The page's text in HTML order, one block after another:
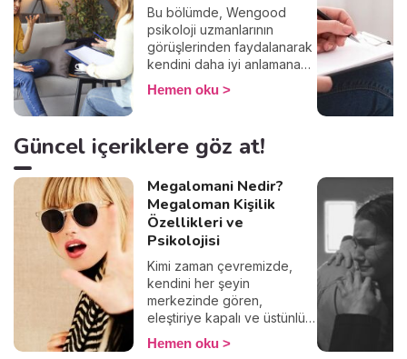
Bu bölümde, Wengood
psikoloji uzmanlarının
görüşlerinden faydalanarak
kendini daha iyi anlamana
ve psikolojik iyi oluşunu
güçlendirmene yardımcı
bilinçli adımlar atmak için
atmaya ne dersin?
Hemen oku
Güncel içeriklere göz at!
Megalomani Nedir?
Megaloman Kişilik
Özellikleri ve
Psikolojisi
Kimi zaman çevremizde,
kendini her şeyin
merkezinde gören,
eleştiriye kapalı ve üstünlük
hissiyle hareket eden
insanlarla karşılaşırız. Bu
Hemen oku